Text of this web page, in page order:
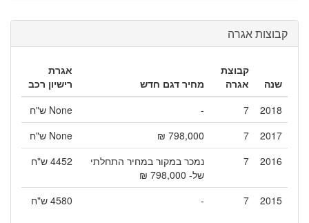
קבוצות אגרה
שנה
קבוצת
אגרה
מחיר דגם חדש
אגרת
רישיון רכב
2018
7
-
None ש"ח
2017
7
798,000 ₪
None ש"ח
2016
7
נמכר במקור במחיר התחלתי
של- 798,000 ₪
4452 ש"ח
2015
7
- 4580 ש"ח